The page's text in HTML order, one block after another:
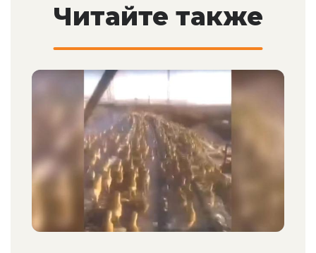
Читайте также